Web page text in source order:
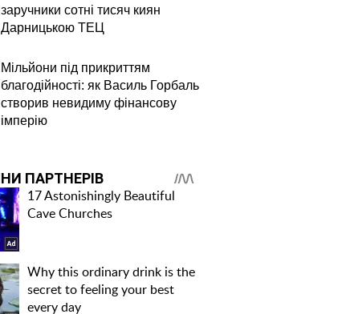
заручники сотні тисяч киян
Дарницькою ТЕЦ
Мільйони під прикриттям
благодійності: як Василь Горбаль
створив невидиму фінансову
імперію